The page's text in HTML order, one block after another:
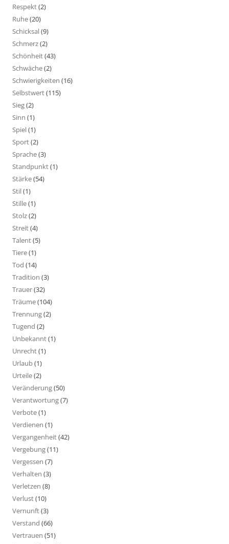
Respekt(2)
Ruhe(20)
Schicksal(9)
Schmerz(2)
Schönheit(43)
Schwäche(2)
Schwierigkeiten (16)
Selbstwert(115)
Sieg(2)
Sinn (1)
Spiel(1)
Sport(2)
Sprache(3)
Standpunkt(1)
Stärke(54)
Stil(1)
Stille(1)
Stolz(2)
Streit(4)
Talent(5)
Tiere(1)
Tod (14)
Tradition (3)
Trauer(32)
Träume(104)
Trennung(2)
Tugend (2)
Unbekannt(1)
Unrecht(1)
Urlaub(1)
Urteile(2)
Veränderung(50)
Verantwortung(7)
Verbote(1)
Verdienen (1)
Vergangenheit(42)
Vergebung(11)
Vergessen (7)
Verhalten (3)
Verletzen (8)
Verlust(10)
Vernunft(3)
Verstand (66)
Vertrauen (51)